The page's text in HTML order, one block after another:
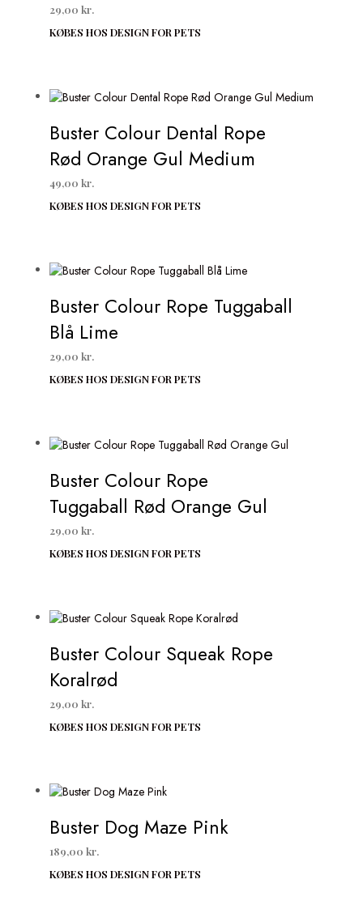
29,00 kr.
KØBES HOS DESIGN FOR PETS
Buster Colour Dental Rope
Rød Orange Gul Medium
49,00 kr.
KØBES HOS DESIGN FOR PETS
Buster Colour Rope Tuggaball
Blå Lime
29,00 kr.
KØBES HOS DESIGN FOR PETS
Buster Colour Rope
Tuggaball Rød Orange Gul
29,00 kr.
KØBES HOS DESIGN FOR PETS
Buster Colour Squeak Rope
Koralrød
29,00 kr.
KØBES HOS DESIGN FOR PETS
Buster Dog Maze Pink
189,00 kr.
KØBES HOS DESIGN FOR PETS